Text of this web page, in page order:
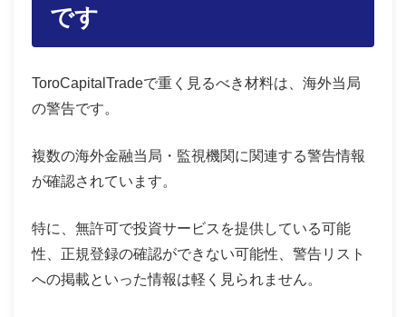
です
ToroCapitalTradeで重く見るべき材料は、海外当局
の警告です。
複数の海外金融当局・監視機関に関連する警告情報
が確認されています。
特に、無許可で投資サービスを提供している可能
性、正規登録の確認ができない可能性、警告リスト
への掲載といった情報は軽く見られません。